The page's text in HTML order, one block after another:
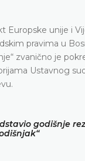
Europske unije i
pravima u
zvanično je
Ustavnog
godišnje